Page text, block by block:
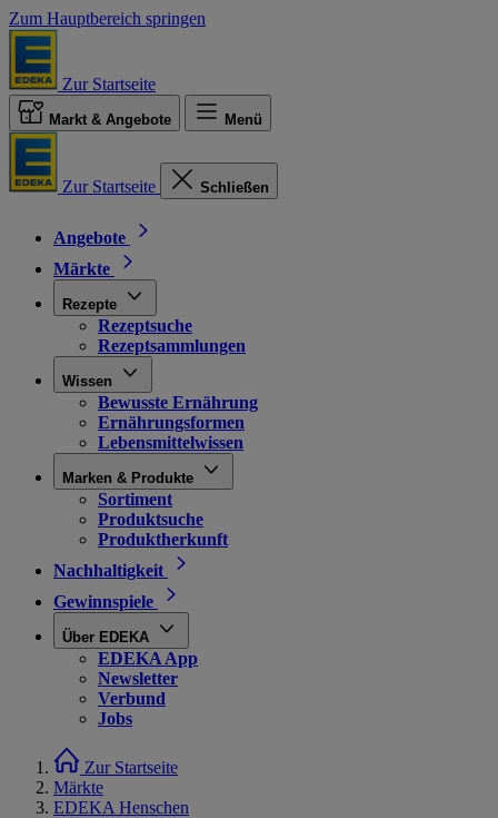
Zum Hauptbereich springen
Zur Startseite
Markt & Angebote Menü
Zur Startseite Schließen
Angebote
Märkte
Rezepte
Rezeptsuche
Rezeptsammlungen
Wissen
Bewusste Ernährung
Ernährungsformen
Lebensmittelwissen
Marken & Produkte
Sortiment
Produktsuche
Produktherkunft
Nachhaltigkeit
Gewinnspiele
Über EDEKA
EDEKA App
Newsletter
Verbund
Jobs
Zur Startseite
Märkte
EDEKA Henschen